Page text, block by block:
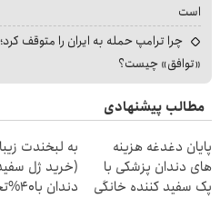
است
چرا ترامپ حمله به ایران را متوقف
«توافق» چیست؟
مطالب پیشنهادی
پایان دغدغه هزینه
های دندان پزشکی با
پک سفید کننده خانگی
به لبخندت
(خرید ژل
دندان با40%تخفیف)